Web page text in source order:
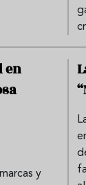
en
y